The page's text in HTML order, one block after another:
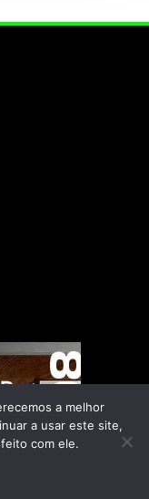
a melhor
a usar este site,
com ele.